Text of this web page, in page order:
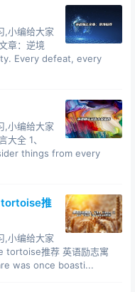
. That's the secret of
actor )
degree and what
么程度上和在什么意
nothing.(Socrates
（苏格拉底 古希腊）
to live. -- Thomas
,小编给大家
章：逆境
Every defeat, every
,小编给大家
大全 1、
things from every
tortoise推
,小编给大家
tortoise推荐 英语励志寓
was once boasti...